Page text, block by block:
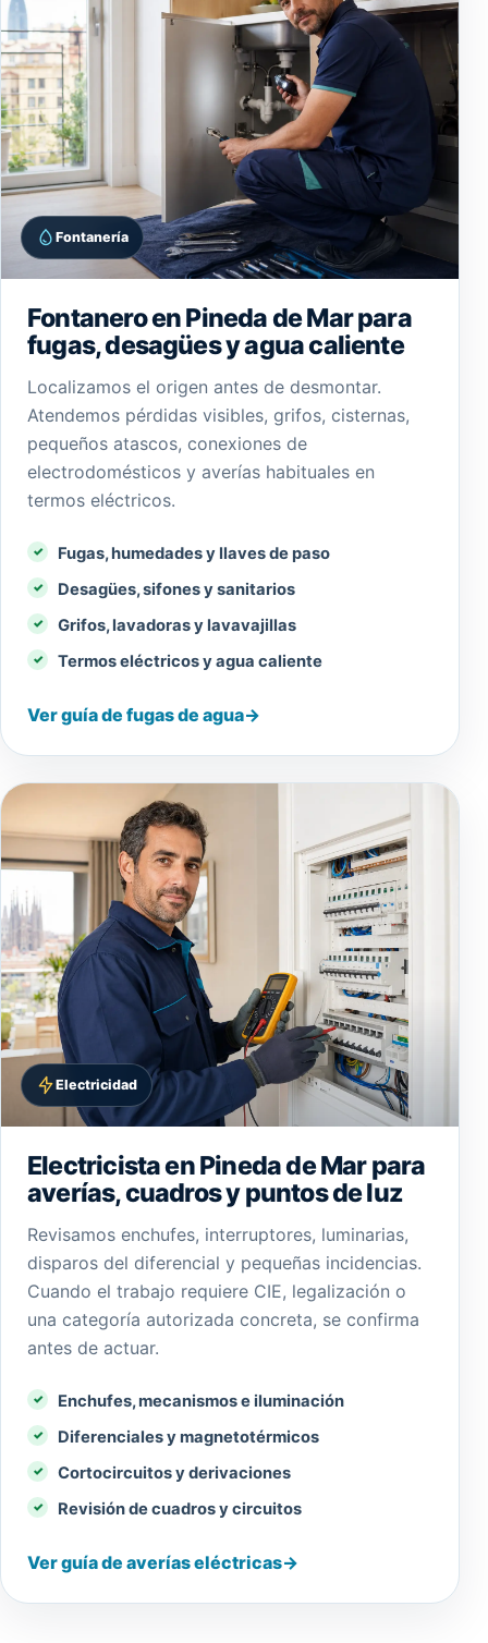
Fontanería
Fontanero en Pineda de Mar para
fugas, desagües y agua caliente
Localizamos el origen antes de desmontar.
Atendemos pérdidas visibles, grifos, cisternas,
pequeños atascos, conexiones de
electrodomésticos y averías habituales en
termos eléctricos.
Fugas, humedades y llaves de paso
Desagües, sifones y sanitarios
Grifos, lavadoras y lavavajillas
Termos eléctricos y agua caliente
Ver guía de fugas de agua→
Electricidad
Electricista en Pineda de Mar para
averías, cuadros y puntos de luz
Revisamos enchufes, interruptores, luminarias,
disparos del diferencial y pequeñas incidencias.
Cuando el trabajo requiere CIE, legalización o
una categoría autorizada concreta, se confirma
antes de actuar.
Enchufes, mecanismos e iluminación
Diferenciales y magnetotérmicos
Cortocircuitos y derivaciones
Revisión de cuadros y circuitos
Ver guía de averías eléctricas→